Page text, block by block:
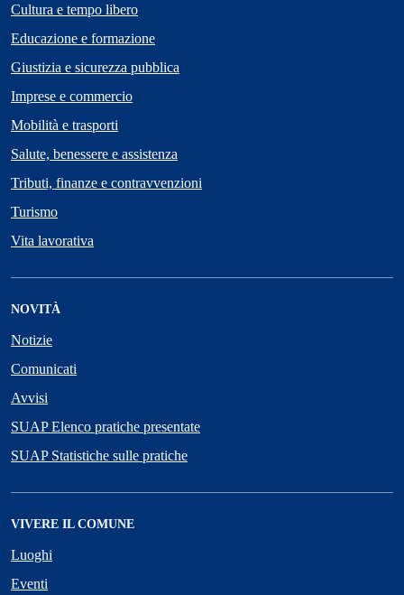
Cultura e tempo libero
Educazione e formazione
Giustizia e sicurezza pubblica
Imprese e commercio
Mobilità e trasporti
Salute, benessere e assistenza
Tributi, finanze e contravvenzioni
Turismo
Vita lavorativa
NOVITÀ
Notizie
Comunicati
Avvisi
SUAP Elenco pratiche presentate
SUAP Statistiche sulle pratiche
VIVERE IL COMUNE
Luoghi
Eventi